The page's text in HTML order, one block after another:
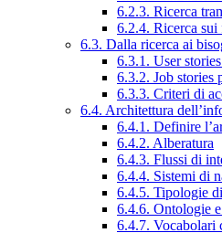
6.2.3. Ricerca
6.2.4. Ricerca sui
6.3. Dalla ricerca ai
6.3.1. User
6.3.2. Job stories
6.3.3. Criteri di
6.4. Architettura
6.4.1. Definire
6.4.2. Alberatura
6.4.3. Flussi di
6.4.4. Sistemi di
6.4.5. Tipologie
6.4.6. Ontologie
6.4.7. Vocabolari